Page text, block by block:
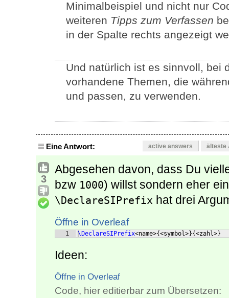
Minimalbeispiel und nicht nur
weiteren Tipps zum Verfassen
in der Spalte rechts angezeigt
Und natürlich ist es sinnvoll, bei
vorhandene Themen, die
und passen, zu verwenden.
Eine Antwort: active answers älteste
3
Abgesehen davon, dass Du
bzw 1000) willst sondern eher
\DeclareSIPrefix hat drei
Öffne in Overleaf
1 \DeclareSIPrefix<name>{<symbol>}{<zahl>}
Ideen:
Öffne in Overleaf
Code, hier editierbar zum Übersetzen: